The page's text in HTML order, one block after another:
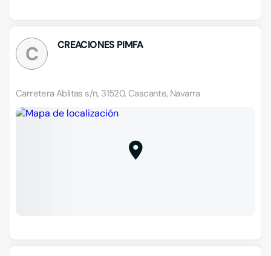
C CREACIONES PIMFA
Carretera Ablitas s/n, 31520, Cascante, Navarra